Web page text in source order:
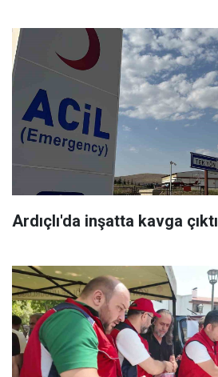
Ardıçlı'da inşatta kavga çıktı